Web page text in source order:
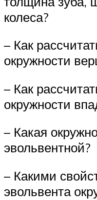
колеса?
– Как
окружности
– Как
окружности
– Какая
эвольвентной?
– Какими
эвольвента